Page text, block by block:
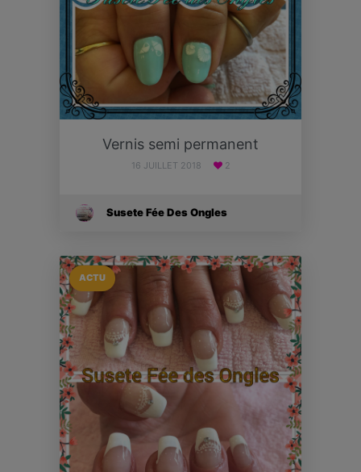
Vernis semi permanent
16 JUILLET 2018 2
Susete Fée Des Ongles
ACTU